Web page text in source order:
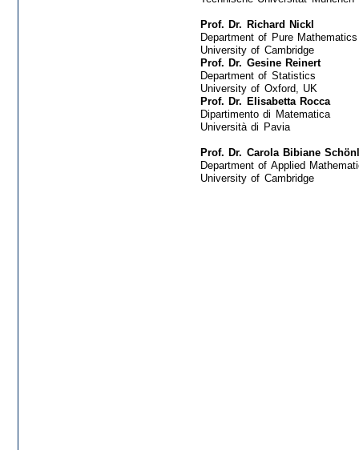
Prof. Dr. Richard Nickl
Department of Pure
University of Cambridge
Prof. Dr. Gesine Reinert
Department of Statistics
University of Oxford, UK
Prof. Dr. Elisabetta Rocca
Dipartimento di Matematica
Università di Pavia
Prof. Dr. Carola Bibiane
Department of Applied
University of Cambridge